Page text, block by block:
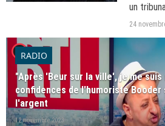
un
vendredi
24
player2RADIO
"Après 'Beur sur la ville', je me suis
confidences de l'humoriste Booder
l'argent
12 novembre 2023